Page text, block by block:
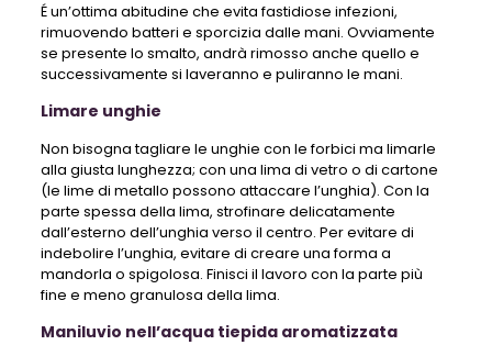
É un’ottima abitudine che evita fastidiose infezioni,
rimuovendo batteri e sporcizia dalle mani. Ovviamente
se presente lo smalto, andrà rimosso anche quello e
successivamente si laveranno e puliranno le mani.
Limare unghie
Non bisogna tagliare le unghie con le forbici ma limarle
alla giusta lunghezza; con una lima di vetro o di cartone
(le lime di metallo possono attaccare l’unghia). Con la
parte spessa della lima, strofinare delicatamente
dall’esterno dell’unghia verso il centro. Per evitare di
indebolire l’unghia, evitare di creare una forma a
mandorla o spigolosa. Finisci il lavoro con la parte più
fine e meno granulosa della lima.
Maniluvio nell’acqua tiepida aromatizzata